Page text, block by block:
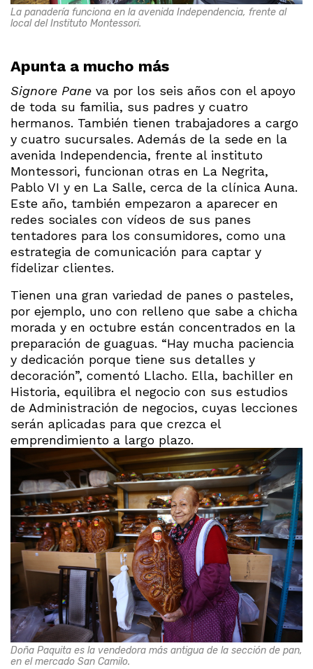
La panadería funciona en la avenida Independencia, frente al
local del Instituto Montessori.
Apunta a mucho más
Signore Pane va por los seis años con el apoyo
de toda su familia, sus padres y cuatro
hermanos. También tienen trabajadores a cargo
y cuatro sucursales. Además de la sede en la
avenida Independencia, frente al instituto
Montessori, funcionan otras en La Negrita,
Pablo VI y en La Salle, cerca de la clínica Auna.
Este año, también empezaron a aparecer en
redes sociales con vídeos de sus panes
tentadores para los consumidores, como una
estrategia de comunicación para captar y
fidelizar clientes.
Tienen una gran variedad de panes o pasteles,
por ejemplo, uno con relleno que sabe a chicha
morada y en octubre están concentrados en la
preparación de guaguas. “Hay mucha paciencia
y dedicación porque tiene sus detalles y
decoración”, comentó Llacho. Ella, bachiller en
Historia, equilibra el negocio con sus estudios
de Administración de negocios, cuyas lecciones
serán aplicadas para que crezca el
emprendimiento a largo plazo.
Doña Paquita es la vendedora más antigua de la sección de pan,
en el mercado San Camilo.